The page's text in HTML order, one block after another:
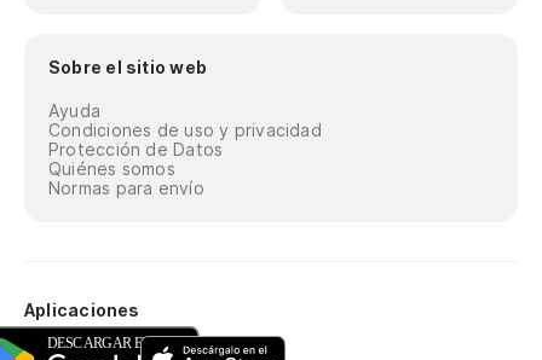
Sobre el sitio web
Ayuda
Condiciones de uso y privacidad
Protección de Datos
Quiénes somos
Normas para envío
Aplicaciones